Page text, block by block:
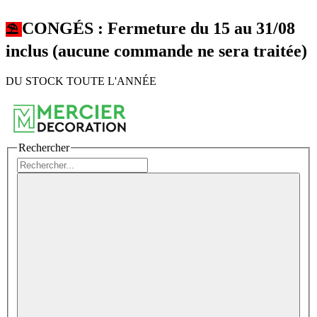
⛱︎ CONGÉS : Fermeture du 15 au 31/08
inclus (aucune commande ne sera traitée)
DU STOCK TOUTE L'ANNÉE
Rechercher